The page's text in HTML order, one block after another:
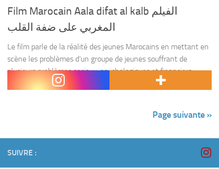
Film Marocain Aala difat al kalb الفيلم
المغربي على ضفة القلب
Le film parle de la réalité des jeunes Marocains en mettant en
scène les problèmes d’un groupe de jeunes souffrant de
plusieurs problèmes sociaux, psychologiques et financiers.
L’histoire raconte le sort des quatres filles...
Page suivante »
SUIVRE :